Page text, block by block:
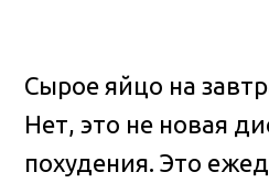
Сырое яйцо на
Нет, это не новая
похудения. Это